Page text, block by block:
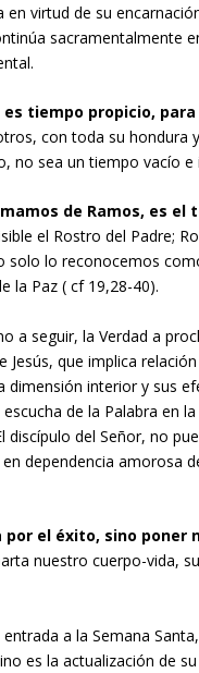
virtud de su
sacramentalmente
es tiempo propicio,
con toda su hondura
no sea un tiempo vacío e
de Ramos, es
el Rostro del Padre;
solo lo reconocemos
la Paz ( cf 19,28-40).
a seguir, la Verdad a
que implica
dimensión interior y sus
de la Palabra en
discípulo del Señor, no
dependencia amorosa
el éxito, sino poner
nuestro cuerpo-vida,
a la Semana
es la actualización de